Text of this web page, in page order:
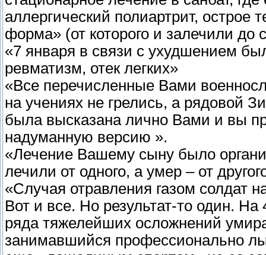
аллергический полиартрит, острое
форма» (от которого и залечили до
«7 января в связи с ухудшением
ревматизм, отек легких»
«Все перечисленные Вами
на учениях не грелись, а рядовой
была высказана лично Вами и вы
надуманную версию ».
«Лечение Вашему сыну было
лечили от одного, а умер – от
«Случая отравления газом солдат
Вот и все. Но результат-то один.
ряда тяжелейших осложнений
занимавшийся профессионально